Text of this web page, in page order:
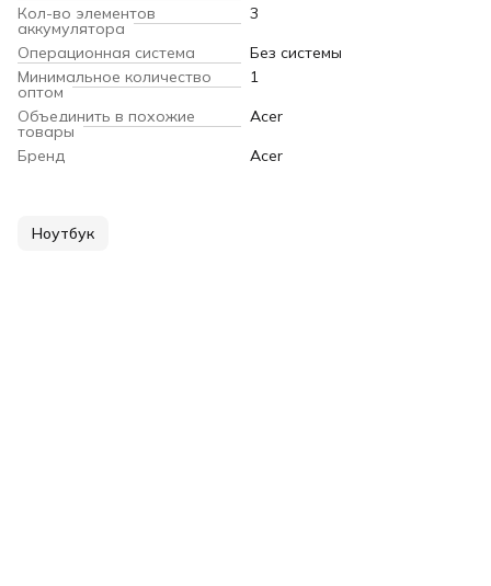
Кол-во элементов
аккумулятора
3
Операционная система
Без системы
Минимальное количество
оптом
1
Объединить в похожие
товары
Acer
Бренд
Acer
Ноутбук